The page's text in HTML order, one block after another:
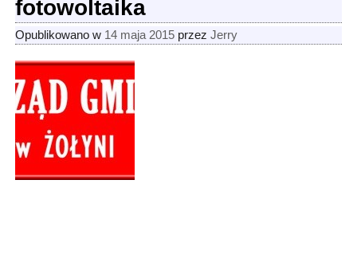
fotowoltaika
Opublikowano w 14 maja 2015 przez Jerry